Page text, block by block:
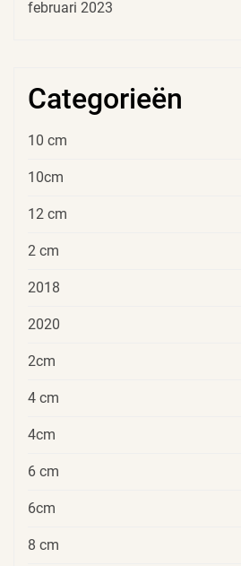
februari 2023
Categorieën
10 cm
10cm
12 cm
2 cm
2018
2020
2cm
4 cm
4cm
6 cm
6cm
8 cm